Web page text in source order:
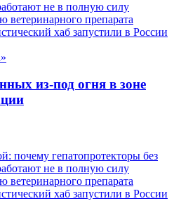
не в полную силу
препарата
хаб запустили в России
из-под огня в зоне
почему гепатопротекторы без
не в полную силу
препарата
хаб запустили в России